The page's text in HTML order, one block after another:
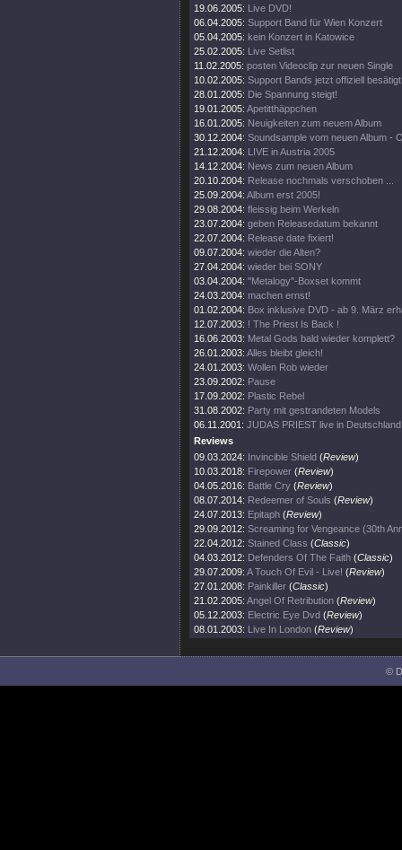
19.06.2005: Live DVD!
06.04.2005: Support Band für Wien Konzert
05.04.2005: kein Konzert in Katowice
25.02.2005: Live Setlist
11.02.2005: posten Videoclip zur neuen Single
10.02.2005: Support Bands jetzt offiziell besätigt
28.01.2005: Die Spannung steigt!
19.01.2005: Apetitthäppchen
16.01.2005: Neuigkeiten zum neuem Album
30.12.2004: Soundsample vom neuen Album -
21.12.2004: LIVE in Austria 2005
14.12.2004: News zum neuen Album
20.10.2004: Release nochmals verschoben ...
25.09.2004: Album erst 2005!
29.08.2004: fleissig beim Werkeln
23.07.2004: geben Releasedatum bekannt
22.07.2004: Release date fixiert!
09.07.2004: wieder die Alten?
27.04.2004: wieder bei SONY
03.04.2004: "Metalogy"-Boxset kommt
24.03.2004: machen ernst!
01.02.2004: Box inklusive DVD - ab 9. März
12.07.2003: ! The Priest Is Back !
16.06.2003: Metal Gods bald wieder komplett?
26.01.2003: Alles bleibt gleich!
24.01.2003: Wollen Rob wieder
23.09.2002: Pause
17.09.2002: Plastic Rebel
31.08.2002: Party mit gestrandeten Models
06.11.2001: JUDAS PRIEST live in Deutschland
Reviews
09.03.2024: Invincible Shield (Review)
10.03.2018: Firepower (Review)
04.05.2016: Battle Cry (Review)
08.07.2014: Redeemer of Souls (Review)
24.07.2013: Epitaph (Review)
29.09.2012: Screaming for Vengeance (30th
22.04.2012: Stained Class (Classic)
04.03.2012: Defenders Of The Faith (Classic)
29.07.2009: A Touch Of Evil - Live! (Review)
27.01.2008: Painkiller (Classic)
21.02.2005: Angel Of Retribution (Review)
05.12.2003: Electric Eye Dvd (Review)
08.01.2003: Live In London (Review)
©